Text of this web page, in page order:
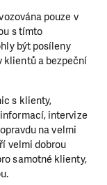
pouze v
s tímto
být posíleny
klientů a bezpeční
s klienty,
intervize
na velmi
velmi dobrou
samotné klienty,